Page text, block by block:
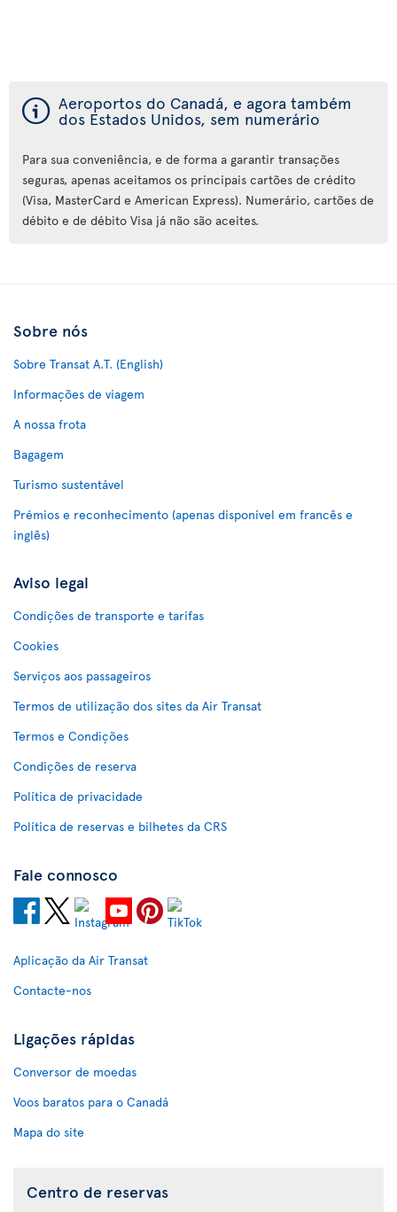
ý Aeroportos do Canadá, e agora também
dos Estados Unidos, sem numerário
Para sua conveniência, e de forma a garantir transações
seguras, apenas aceitamos os principais cartões de crédito
(Visa, MasterCard e American Express). Numerário, cartões de
débito e de débito Visa já não são aceites.
Sobre nós
Sobre Transat A.T. (English)
Informações de viagem
A nossa frota
Bagagem
Turismo sustentável
Prémios e reconhecimento (apenas disponível em francês e
inglês)
Aviso legal
Condições de transporte e tarifas
Cookies
Serviços aos passageiros
Termos de utilização dos sites da Air Transat
Termos e Condições
Condições de reserva
Política de privacidade
Política de reservas e bilhetes da CRS
Fale connosco
Aplicação da Air Transat
Contacte-nos
Ligações rápidas
Conversor de moedas
Voos baratos para o Canadá
Mapa do site
Centro de reservas